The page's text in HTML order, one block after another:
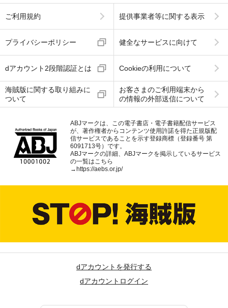
ご利用規約 提供事業者等に関する表示
プライバシーポリシー 健全なサービスに向けて
dアカウント2段階認証とは Cookieの利用について
海賊版に関する取り組みに
ついて
お客さまのご利用端末から
の情報の外部送信について
ABJマークは、この電子書店・電子書籍配信サービス
が、著作権者からコンテンツ使用許諾を得た正規版配
信サービスであることを示す登録商標（登録番号 第
6091713号）です。
ABJマークの詳細、ABJマークを掲示しているサービス
の一覧はこちら
→https://aebs.or.jp/
dアカウントを発行する
dアカウントログイン